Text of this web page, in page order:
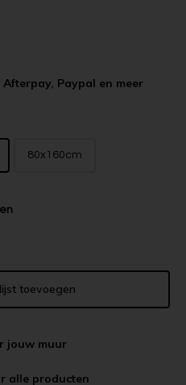
Paypal en meer
80x160cm
toevoegen
jouw muur
alle producten